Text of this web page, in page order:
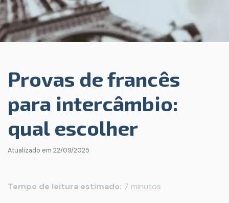
Provas de francês
para intercâmbio:
qual escolher
Atualizado em 22/09/2025
Tempo de leitura estimado: 7 minutos